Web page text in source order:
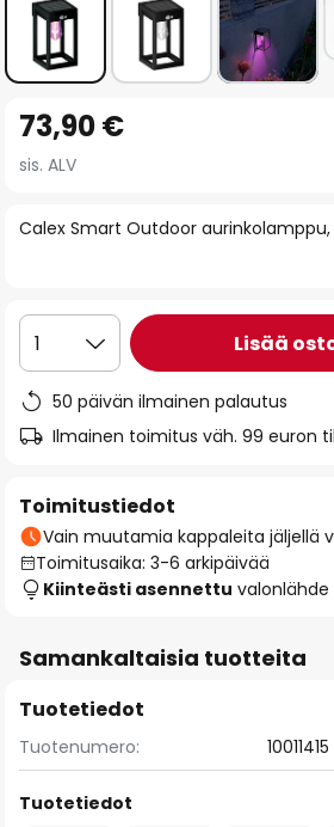
to
the
of
gallery
Calex Smart Outdoor aurinkolamppu,
73,90 €
sis. ALV
1 Lisää
50 päivän ilmainen palautus
Ilmainen toimitus väh. 99 euron
Toimitustiedot
Vain muutamia kappaleita jäljellä
Toimitusaika: 3-6 arkipäivää
Kiinteästi asennettu valonlähde
Samankaltaisia tuotteita
Tuotetiedot
Tuotenumero: 10011415
Tuotetiedot